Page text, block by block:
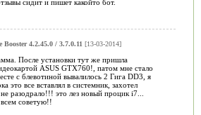
сидит и пишет какойто бот.
Booster 4.2.45.0 / 3.7.0.11 [13-03-2014]
После установки тут же пришла
ASUS GTX760!, патом мне стало
с блевотиной вывалилось 2 Гига DD3, я
это все вставлял в системник, захотел
разодрало!!! это лез новый процик i7...
советую!!